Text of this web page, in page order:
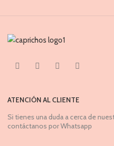
ATENCIÓN AL CLIENTE
Si tienes una duda a cerca de
contáctanos por Whatsapp